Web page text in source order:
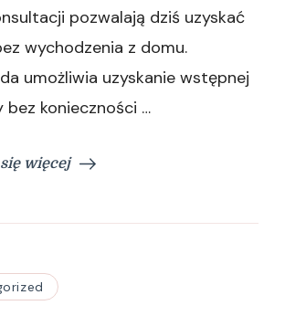
pozwalają dziś uzyskać
wychodzenia z domu.
umożliwia uzyskanie wstępnej
bez konieczności …
więcej